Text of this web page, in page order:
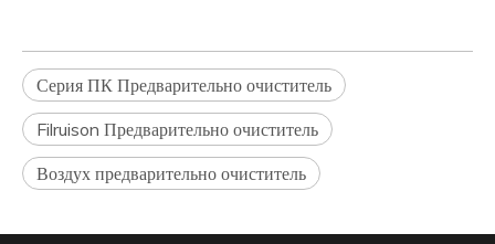
Серия ПК Предварительно очиститель
Filruison Предварительно очиститель
Воздух предварительно очиститель